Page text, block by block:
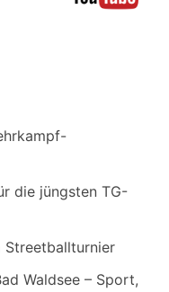
die jüngsten TG-
Streetballturnier
Waldsee – Sport,